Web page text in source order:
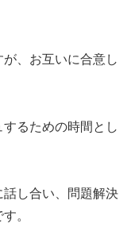
、お互いに合意し
るための時間とし
し合い、問題解決
。